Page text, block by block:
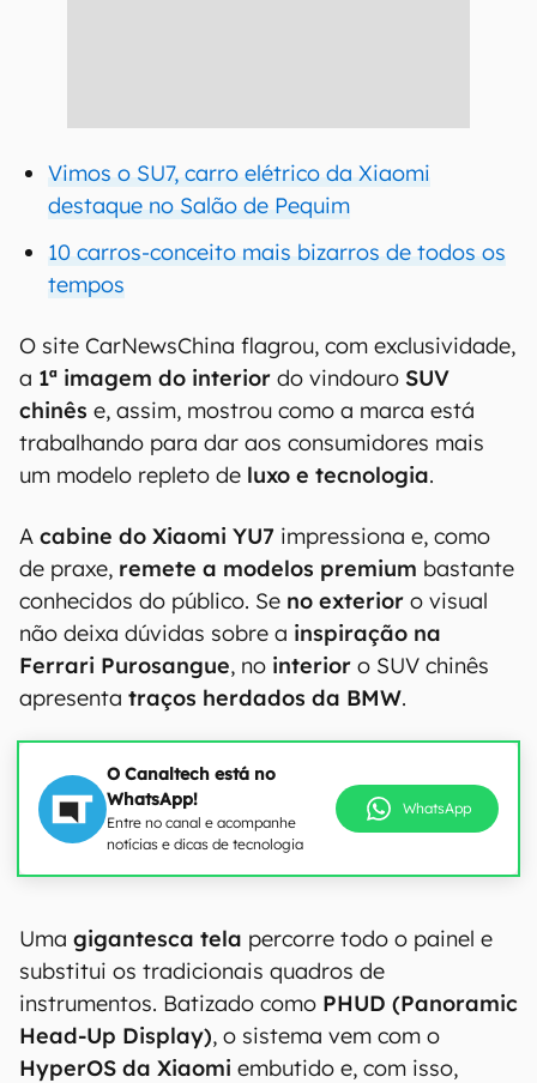
Vimos o SU7, carro elétrico da Xiaomi
destaque no Salão de Pequim
10 carros-conceito mais bizarros de todos os
tempos
O site CarNewsChina flagrou, com exclusividade,
a 1ª imagem do interior do vindouro SUV
chinês e, assim, mostrou como a marca está
trabalhando para dar aos consumidores mais
um modelo repleto de luxo e tecnologia.
A cabine do Xiaomi YU7 impressiona e, como
de praxe, remete a modelos premium bastante
conhecidos do público. Se no exterior o visual
não deixa dúvidas sobre a inspiração na
Ferrari Purosangue, no interior o SUV chinês
apresenta traços herdados da BMW.
O Canaltech está no
WhatsApp!
Entre no canal e acompanhe
notícias e dicas de tecnologia
WhatsApp
Uma gigantesca tela percorre todo o painel e
substitui os tradicionais quadros de
instrumentos. Batizado como PHUD (Panoramic
Head-Up Display), o sistema vem com o
HyperOS da Xiaomi embutido e, com isso,